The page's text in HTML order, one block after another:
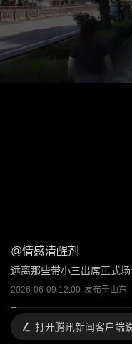
@情感清醒剂
远离那些带小三出席正式场
2026-06-09 12:00 发布于山东
打开腾讯新闻客户端